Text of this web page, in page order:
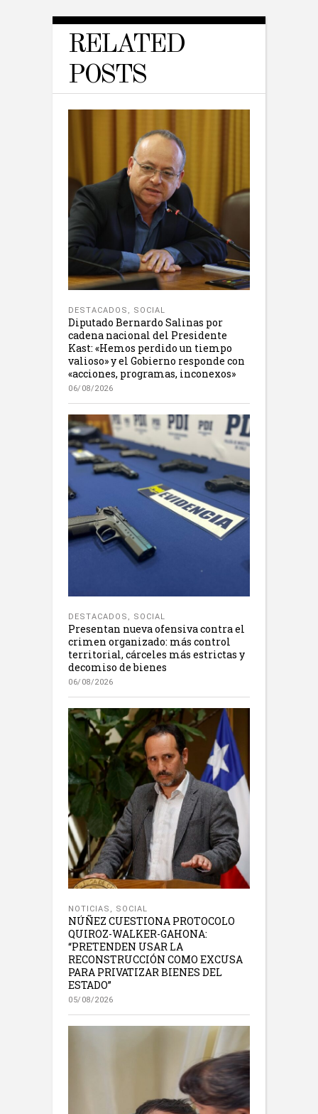
RELATED
POSTS
DESTACADOS , SOCIAL
Diputado Bernardo Salinas por
cadena nacional del Presidente
Kast: «Hemos perdido un tiempo
valioso» y el Gobierno responde con
«acciones, programas, inconexos»
06/08/2026
DESTACADOS , SOCIAL
Presentan nueva ofensiva contra el
crimen organizado: más control
territorial, cárceles más estrictas y
decomiso de bienes
06/08/2026
NOTICIAS , SOCIAL
NÚÑEZ CUESTIONA PROTOCOLO
QUIROZ-WALKER-GAHONA:
“PRETENDEN USAR LA
RECONSTRUCCIÓN COMO EXCUSA
PARA PRIVATIZAR BIENES DEL
ESTADO”
05/08/2026